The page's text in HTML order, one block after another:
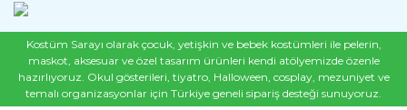
Kostüm Sarayı olarak çocuk, yetişkin ve bebek kostümleri ile pelerin,
maskot, aksesuar ve özel tasarım ürünleri kendi atölyemizde özenle
hazırlıyoruz. Okul gösterileri, tiyatro, Halloween, cosplay, mezuniyet ve
temalı organizasyonlar için Türkiye geneli sipariş desteği sunuyoruz.